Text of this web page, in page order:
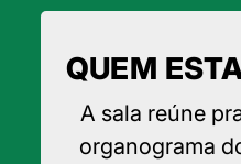
QUEM
A sala reúne
organograma